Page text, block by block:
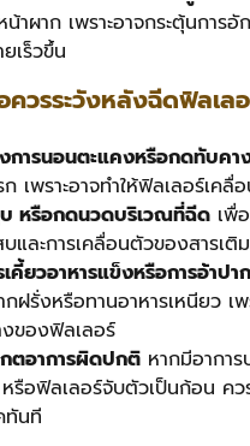
าผาก เพราะอาจกระตุ้นการอั
เร็วขึ้น
ควรระวังหลังฉีดฟิลเล
การนอนตะแคงหรือกดทับคา
ก เพราะอาจทำให้ฟิลเลอร์เค
หรือกดนวดบริเวณที่ฉีด เพื่
และการเคลื่อนตัวของสารเติ
เคี้ยวอาหารแข็งหรือการอ้าปา
กฝรั่งหรือทานอาหารเหนียว เ
งของฟิลเลอร์
ตอาการผิดปกติ หากมีอากา
รือฟิลเลอร์จับตัวเป็นก้อน ค
ทันที